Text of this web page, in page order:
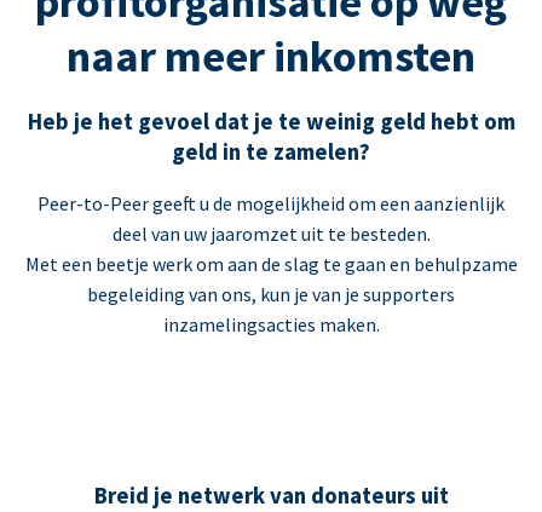
naar meer inkomsten
Heb je het gevoel dat je te weinig geld hebt om
geld in te zamelen?
Peer-to-Peer geeft u de mogelijkheid om een aanzienlijk
deel van uw jaaromzet uit te besteden.
Met een beetje werk om aan de slag te gaan en behulpzame
begeleiding van ons, kun je van je supporters
inzamelingsacties maken.
Breid je netwerk van donateurs uit